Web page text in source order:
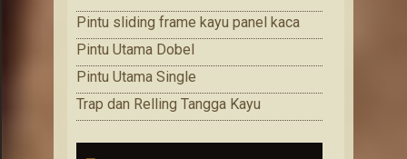
Pintu sliding frame kayu panel kaca
Pintu Utama Dobel
Pintu Utama Single
Trap dan Relling Tangga Kayu